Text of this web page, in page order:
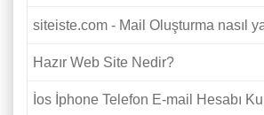
siteiste.com - Mail Oluşturma nasıl
Hazır Web Site Nedir?
İos İphone Telefon E-mail Hesabı